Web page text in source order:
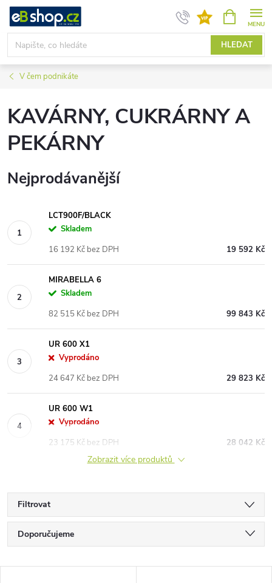
Přejít
obsah
HLEDAT
NÁKUPNÍ
KOŠÍK
V čem podnikáte
KAVÁRNY, CUKRÁRNY A
PEKÁRNY
Nejprodávanější
LCT900F/BLACK
Skladem
19 592 Kč
16 192 Kč bez DPH
MIRABELLA 6
Skladem
99 843 Kč
82 515 Kč bez DPH
UR 600 X1
Vyprodáno
29 823 Kč
24 647 Kč bez DPH
UR 600 W1
Vyprodáno
28 042 Kč
23 175 Kč bez DPH
Zobrazit více produktů
Filtrovat
Ř
a
Doporučujeme